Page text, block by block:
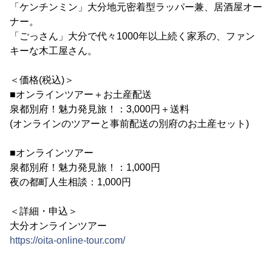
「ケンチンミン」大分地元密着型ラッパー兼、居酒屋オー
ナー。
「ごっさん」大分で代々1000年以上続く家系の、ファン
キーな木工屋さん。
＜価格(税込)＞
■オンラインツアー＋お土産配送
泉都別府！魅力発見旅！：3,000円＋送料
(オンラインのツアーと事前配送の別府のお土産セット)
■オンラインツアー
泉都別府！魅力発見旅！：1,000円
夜の都町人生相談：1,000円
＜詳細・申込＞
大分オンラインツアー
https://oita-online-tour.com/